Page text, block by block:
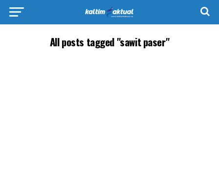
All posts tagged "sawit paser"